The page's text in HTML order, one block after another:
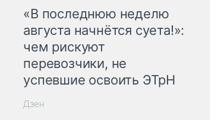
«В последнюю неделю
августа начнётся суета!»:
чем рискуют
перевозчики, не
успевшие освоить ЭТрН
Дзен